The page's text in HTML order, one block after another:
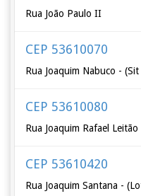
Rua João Paulo II
CEP 53610070
Rua Joaquim Nabuco -
CEP 53610080
Rua Joaquim Rafael
CEP 53610420
Rua Joaquim Santana -